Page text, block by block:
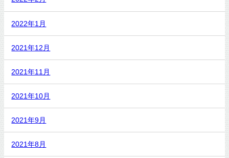
2022年1月
2021年12月
2021年11月
2021年10月
2021年9月
2021年8月